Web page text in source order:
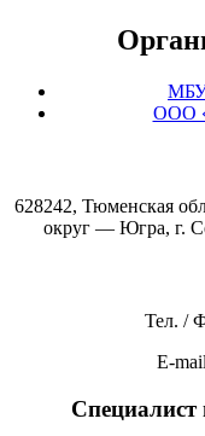
МБУ
ООО
628242, Тюменская
округ — Югра, г.
Тел. /
E-